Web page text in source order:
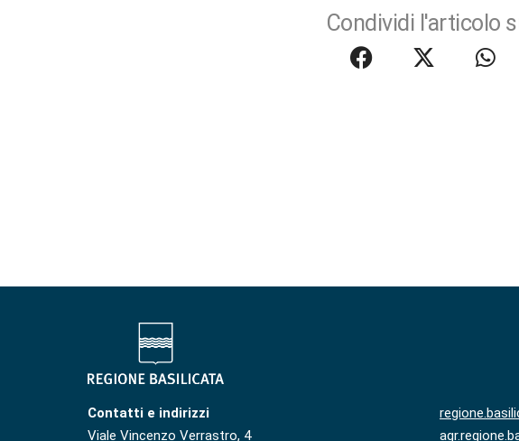
Condividi l'articolo
Contatti e indirizzi
Viale Vincenzo Verrastro, 4